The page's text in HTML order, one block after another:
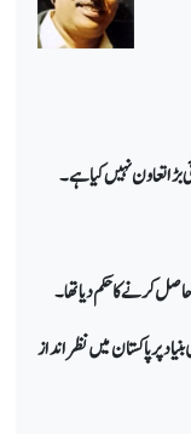
تعاون نہیں کیا ہے۔
کرنے کا حکم دیا تھا۔
پر پاکستان میں نظر انداز